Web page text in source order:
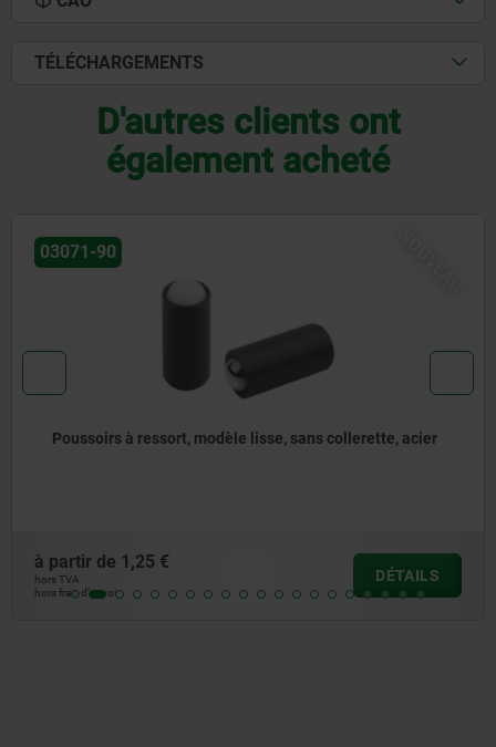
TÉLÉCHARGEMENTS
D'autres clients ont
également acheté
à ressort, modèle lisse, sans collerette, acier
1,25 € à
hors TVA
hors frais